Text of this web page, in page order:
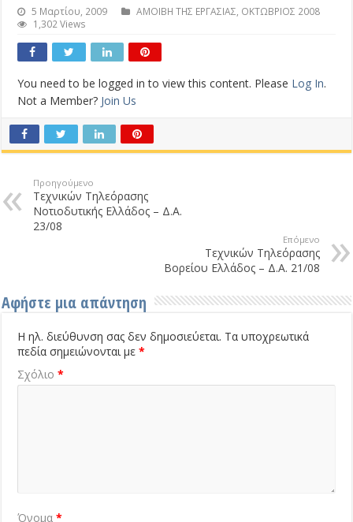
5 Μαρτίου, 2009 ΑΜΟΙΒΗ ΤΗΣ ΕΡΓΑΣΙΑΣ, ΟΚΤΩΒΡΙΟΣ 2008
1,302 Views
You need to be logged in to view this content. Please Log In.
Not a Member? Join Us
Προηγούμενο
Τεχνικών Τηλεόρασης
Νοτιοδυτικής Ελλάδος – Δ.Α.
23/08
Επόμενο
Τεχνικών Τηλεόρασης
Βορείου Ελλάδος – Δ.Α. 21/08
Αφήστε μια απάντηση
Η ηλ. διεύθυνση σας δεν δημοσιεύεται. Τα υποχρεωτικά
πεδία σημειώνονται με*
Σχόλιο*
Όνομα*